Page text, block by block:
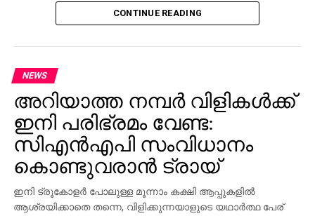
CONTINUE READING
NEWS
അറിയാത്ത നമ്പര്‍ വിളികള്‍ക്ക്
ഇനി പരിഭ്രമം വേണ്ട:
സിഎന്‍എപി സംവിധാനം
കൊണ്ടുവരാന്‍ ട്രായ്
ഇനി ട്രൂകോളര്‍ പോലുള്ള മൂന്നാം കക്ഷി ആപ്പുകളില്‍
ആശ്രയിക്കാതെ തന്നെ, വിളിക്കുന്നയാളുടെ യഥാര്‍ത്ഥ പേര്